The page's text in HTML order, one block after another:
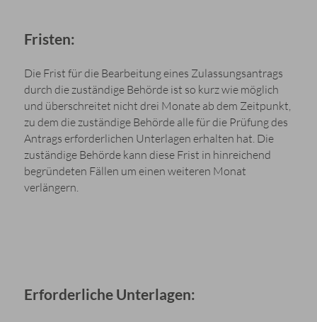
Fristen:
Die Frist für die Bearbeitung eines Zulassungsantrags
durch die zuständige Behörde ist so kurz wie möglich
und überschreitet nicht drei Monate ab dem Zeitpunkt,
zu dem die zuständige Behörde alle für die Prüfung des
Antrags erforderlichen Unterlagen erhalten hat. Die
zuständige Behörde kann diese Frist in hinreichend
begründeten Fällen um einen weiteren Monat
verlängern.
Erforderliche Unterlagen: